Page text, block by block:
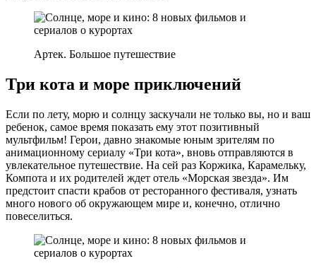
Артек. Большое путешествие
Три кота и море приключений
Если по лету, морю и солнцу заскучали не только вы, но и ваш
ребенок, самое время показать ему этот позитивный
мультфильм! Герои, давно знакомые юным зрителям по
анимационному сериалу «Три кота», вновь отправляются в
увлекательное путешествие. На сей раз Коржика, Карамельку,
Компота и их родителей ждет отель «Морская звезда». Им
предстоит спасти крабов от ресторанного фестиваля, узнать
много нового об окружающем мире и, конечно, отлично
повеселиться.